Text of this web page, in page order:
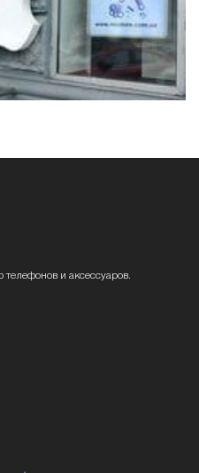
и аксессуаров.